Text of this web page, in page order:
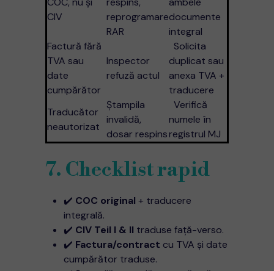
CIV
reprogramare
RAR
documente
integral
Factură fără
TVA sau
date
cumpărător
Inspector
refuză actul
Solicita
duplicat sau
anexa TVA +
traducere
Traducător
neautorizat
Ştampila
invalidă,
dosar respins
Verifică
numele în
registrul MJ
7. Checklist rapid
✔️ COC original + traducere
integrală.
✔️ CIV Teil I & II traduse faţă-verso.
✔️ Factura/contract cu TVA şi date
cumpărător traduse.